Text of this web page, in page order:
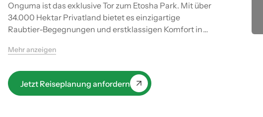
Onguma ist das exklusive Tor zum Etosha Park. Mit über
34.000 Hektar Privatland bietet es einzigartige
Raubtier-Begegnungen und erstklassigen Komfort in
Mehr anzeigen
Jetzt Reiseplanung anfordern